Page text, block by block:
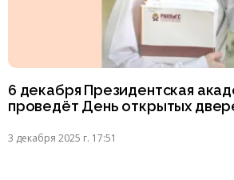
6 декабря Президентская
проведёт День открытых
3 декабря 2025 г. 17:51